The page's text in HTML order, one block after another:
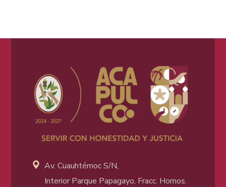
Av. Cuauhtémoc S/N,
Interior Parque Papagayo, Fracc. Hornos.